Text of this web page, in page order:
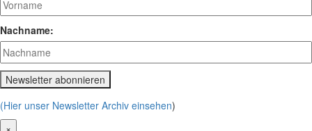
Nachname:
(Hier unser Newsletter Archiv einsehen)
×